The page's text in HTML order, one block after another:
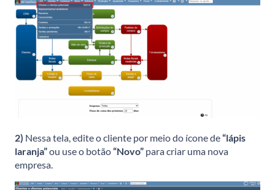
2) Nessa tela, edite o cliente por meio do ícone de“lápis
laranja”ou use o botão“Novo” para criar uma nova
empresa.